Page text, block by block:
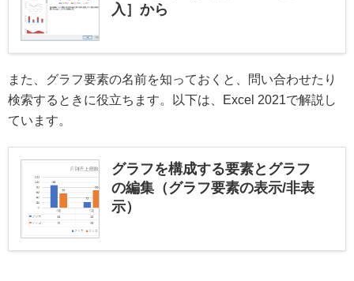
入］から
また、グラフ要素の名前を知っておくと、問い合わせたり
検索するときに役立ちます。以下は、Excel 2021で解説し
ています。
グラフを構成する要素とグラフ
の編集（グラフ要素の表示/非表
示）